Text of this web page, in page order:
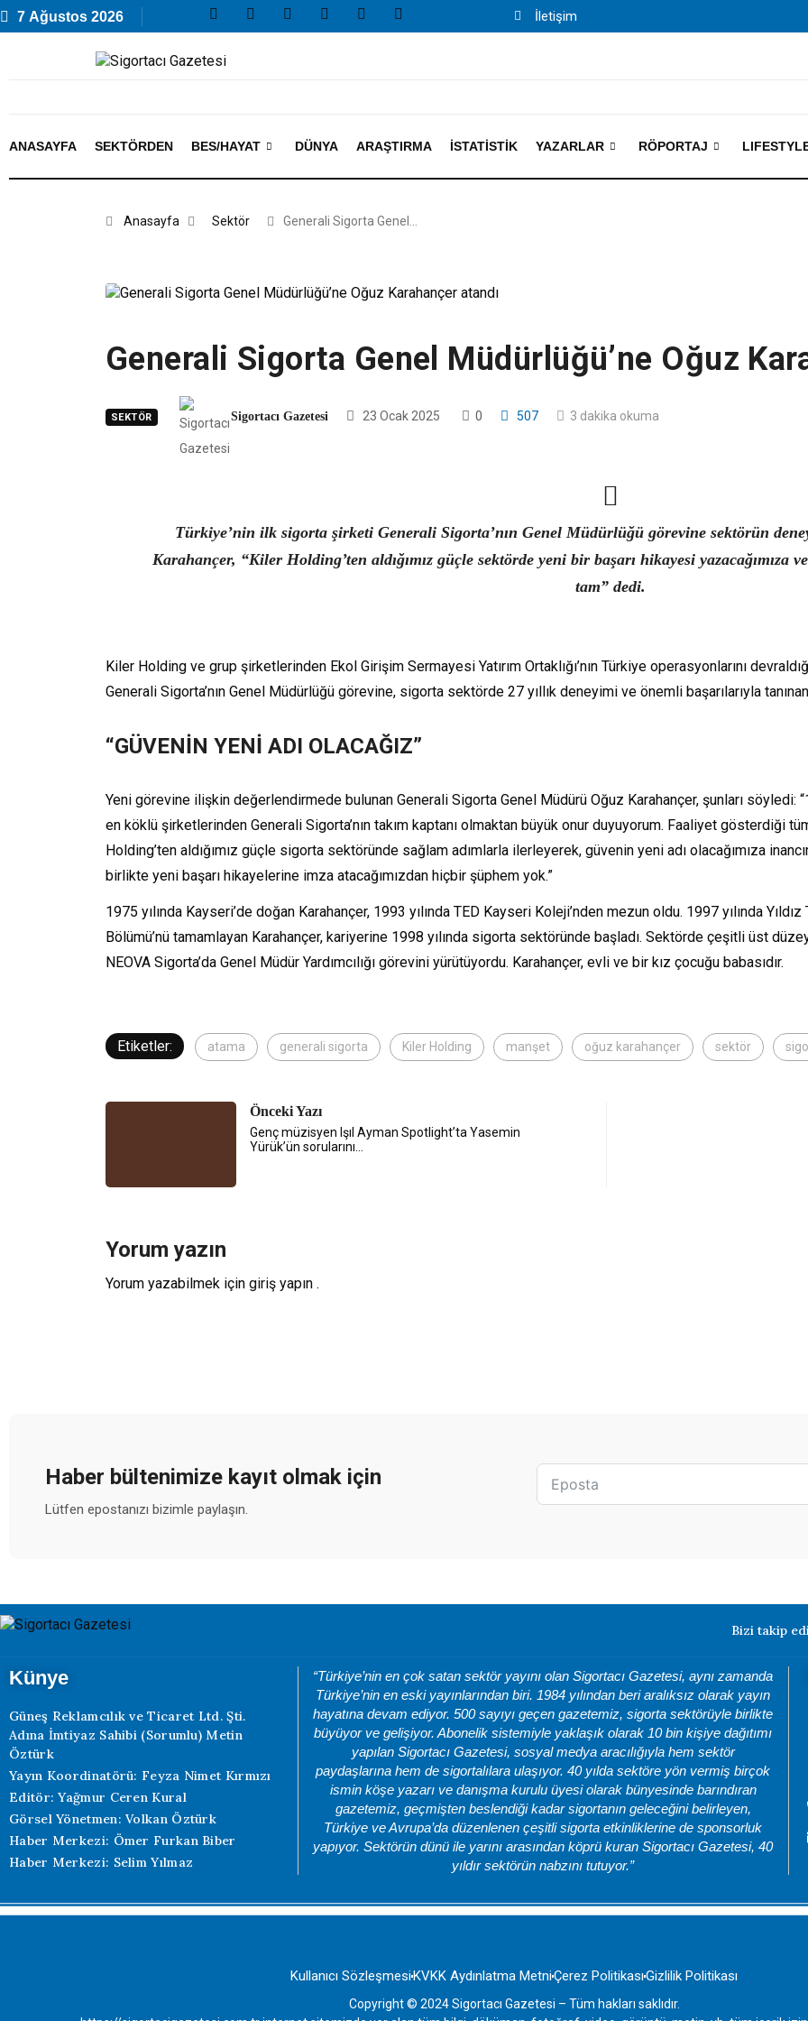
7 Ağustos 2026 İletişim
ANASAYFA SEKTÖRDEN BES/HAYAT DÜNYA ARAŞTIRMA İSTATISTIK YAZARLAR RÖPORTAJ
Anasayfa Sektör Generali Sigorta Genel…
Generali Sigorta Genel Müdürlüğü’ne Oğuz
SEKTÖR Sigortacı Gazetesi 23 Ocak 2025 0 507 3 dakika okuma
Türkiye’nin ilk sigorta şirketi Generali Sigorta’nın Genel Müdürlüğü görevine sektörün
Karahançer, “Kiler Holding’ten aldığımız güçle sektörde yeni bir başarı hikayesi yazacağımıza
tam” dedi.
Kiler Holding ve grup şirketlerinden Ekol Girişim Sermayesi Yatırım Ortaklığı’nın Türkiye operasyonlarını
Generali Sigorta’nın Genel Müdürlüğü görevine, sigorta sektörde 27 yıllık deneyimi ve önemli başarılarıyla
“GÜVENİN YENİ ADI OLACAĞIZ”
Yeni görevine ilişkin değerlendirmede bulunan Generali Sigorta Genel Müdürü Oğuz Karahançer, şunları söyledi:
en köklü şirketlerinden Generali Sigorta’nın takım kaptanı olmaktan büyük onur duyuyorum. Faaliyet gösterdiği
Holding’ten aldığımız güçle sigorta sektöründe sağlam adımlarla ilerleyerek, güvenin yeni adı olacağımıza
birlikte yeni başarı hikayelerine imza atacağımızdan hiçbir şüphem yok.”
1975 yılında Kayseri’de doğan Karahançer, 1993 yılında TED Kayseri Koleji’nden mezun oldu. 1997 yılında
Bölümü’nü tamamlayan Karahançer, kariyerine 1998 yılında sigorta sektöründe başladı. Sektörde çeşitli üst
NEOVA Sigorta’da Genel Müdür Yardımcılığı görevini yürütüyordu. Karahançer, evli ve bir kız çocuğu babasıdır.
Etiketler: atama generali sigorta Kiler Holding manşet oğuz karahançer sektör
Önceki Yazı
Genç müzisyen Işıl Ayman Spotlight’ta Yasemin
Yürük’ün sorularını…
Yorum yazın
Yorum yazabilmek için giriş yapın .
Haber bültenimize kayıt olmak için
Lütfen epostanızı bizimle paylaşın.
Bizi takip
Künye
Güneş Reklamcılık ve Ticaret Ltd. Şti.
Adına İmtiyaz Sahibi (Sorumlu) Metin
Öztürk
Yayın Koordinatörü: Feyza Nimet Kırmızı
Editör: Yağmur Ceren Kural
Görsel Yönetmen: Volkan Öztürk
Haber Merkezi: Ömer Furkan Biber
Haber Merkezi: Selim Yılmaz
“Türkiye’nin en çok satan sektör yayını olan Sigortacı Gazetesi, aynı zamanda
Türkiye’nin en eski yayınlarından biri. 1984 yılından beri aralıksız olarak yayın
hayatına devam ediyor. 500 sayıyı geçen gazetemiz, sigorta sektörüyle birlikte
büyüyor ve gelişiyor. Abonelik sistemiyle yaklaşık olarak 10 bin kişiye dağıtımı
yapılan Sigortacı Gazetesi, sosyal medya aracılığıyla hem sektör
paydaşlarına hem de sigortalılara ulaşıyor. 40 yılda sektöre yön vermiş birçok
ismin köşe yazarı ve danışma kurulu üyesi olarak bünyesinde barındıran
gazetemiz, geçmişten beslendiği kadar sigortanın geleceğini belirleyen,
Türkiye ve Avrupa’da düzenlenen çeşitli sigorta etkinliklerine de sponsorluk
yapıyor. Sektörün dünü ile yarını arasından köprü kuran Sigortacı Gazetesi, 40
yıldır sektörün nabzını tutuyor.”
Kullanıcı SözleşmesiKVKK Aydınlatma MetniÇerez PolitikasıGizlilik Politikası
Copyright © 2024 Sigortacı Gazetesi – Tüm hakları saklıdır.